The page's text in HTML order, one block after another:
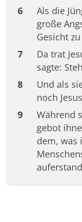
6
Als die
große
Gesicht
7
Da trat
sagte:
8
Und als
noch
9
Während
gebot
dem, was